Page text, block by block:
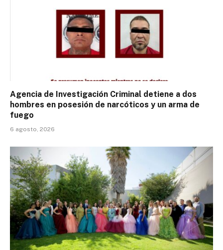
Agencia de Investigación Criminal detiene a dos
hombres en posesión de narcóticos y un arma de
fuego
6 agosto, 2026